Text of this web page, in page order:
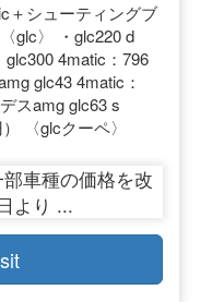
＋シューティングブ
glc〉 ・glc220 d
4matic：796
glc43 4matic：
スamg glc63 s
〈glcクーペ〉